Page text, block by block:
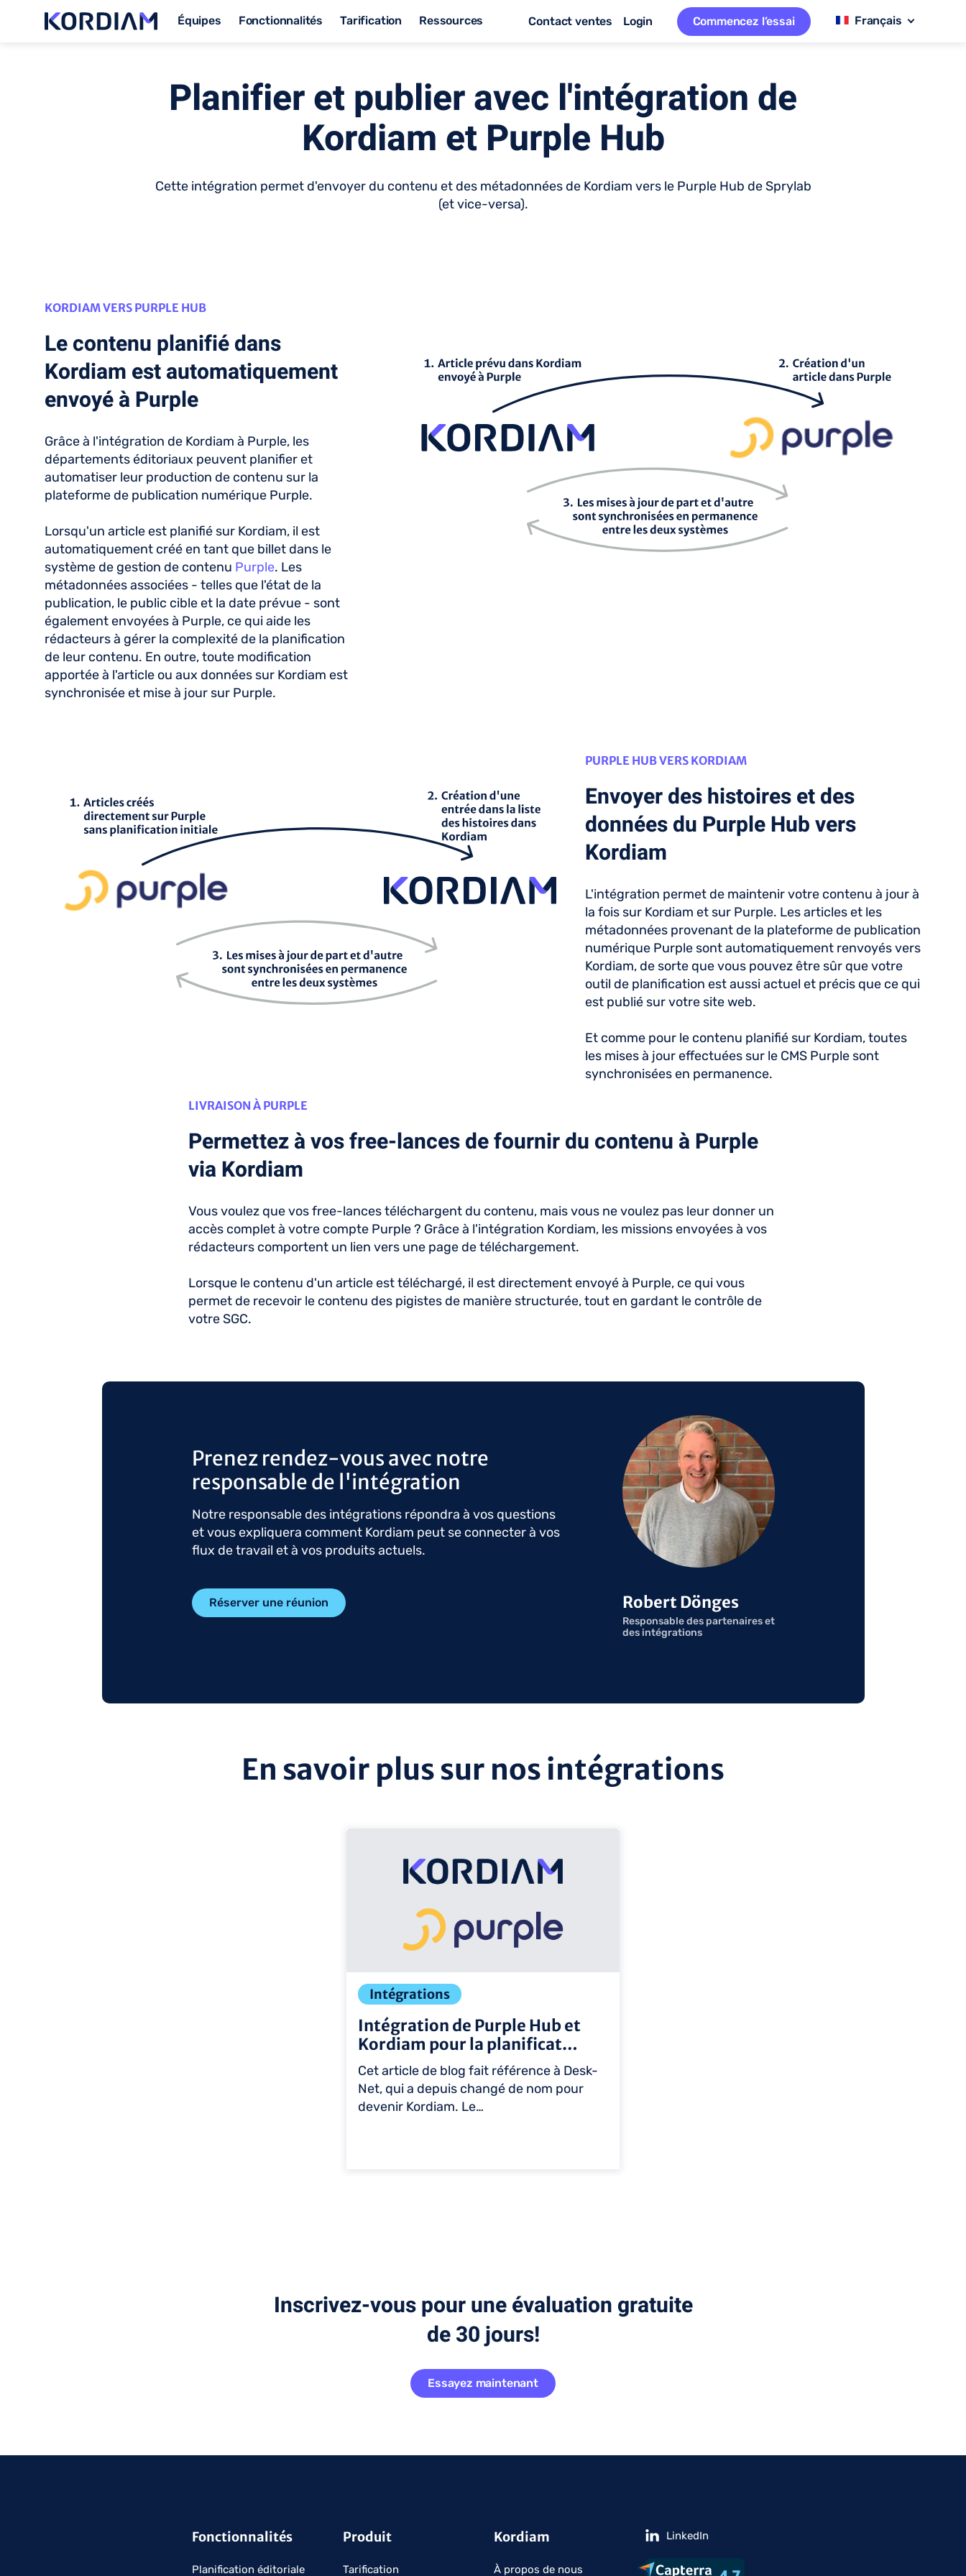
Équipes Fonctionnalités Tarification Ressources Contact ventes Login Commencez l’essai
Planifier et publier avec l'intégration de
Kordiam et Purple Hub
Cette intégration permet d'envoyer du contenu et des métadonnées de Kordiam vers le Purple Hub de Sprylab
(et vice-versa).
KORDIAM VERS PURPLE HUB
Le contenu planifié dans
Kordiam est automatiquement
envoyé à Purple
Grâce à l'intégration de Kordiam à Purple, les
départements éditoriaux peuvent planifier et
automatiser leur production de contenu sur la
plateforme de publication numérique Purple.
Lorsqu'un article est planifié sur Kordiam, il est
automatiquement créé en tant que billet dans le
système de gestion de contenu Purple. Les
métadonnées associées - telles que l'état de la
publication, le public cible et la date prévue - sont
également envoyées à Purple, ce qui aide les
rédacteurs à gérer la complexité de la planification
de leur contenu. En outre, toute modification
apportée à l'article ou aux données sur Kordiam est
synchronisée et mise à jour sur Purple.
PURPLE HUB VERS KORDIAM
Envoyer des histoires et des
données du Purple Hub vers
Kordiam
L'intégration permet de maintenir votre contenu à jour à
la fois sur Kordiam et sur Purple. Les articles et les
métadonnées provenant de la plateforme de publication
numérique Purple sont automatiquement renvoyés vers
Kordiam, de sorte que vous pouvez être sûr que votre
outil de planification est aussi actuel et précis que ce qui
est publié sur votre site web.
Et comme pour le contenu planifié sur Kordiam, toutes
les mises à jour effectuées sur le CMS Purple sont
synchronisées en permanence.
LIVRAISON À PURPLE
Permettez à vos free-lances de fournir du contenu à Purple
via Kordiam
Vous voulez que vos free-lances téléchargent du contenu, mais vous ne voulez pas leur donner un
accès complet à votre compte Purple ? Grâce à l'intégration Kordiam, les missions envoyées à vos
rédacteurs comportent un lien vers une page de téléchargement.
Lorsque le contenu d'un article est téléchargé, il est directement envoyé à Purple, ce qui vous
permet de recevoir le contenu des pigistes de manière structurée, tout en gardant le contrôle de
votre SGC.
Prenez rendez-vous avec notre
responsable de l'intégration
Notre responsable des intégrations répondra à vos questions
et vous expliquera comment Kordiam peut se connecter à vos
flux de travail et à vos produits actuels.
Réserver une réunion
Image
Robert Dönges
Responsable des partenaires et
des intégrations
En savoir plus sur nos intégrations
Intégrations
Intégration de Purple Hub et
Kordiam pour la planificat…
Cet article de blog fait référence à Desk-
Net, qui a depuis changé de nom pour
devenir Kordiam. Le…
voir
Inscrivez-vous pour une évaluation gratuite
de 30 jours!
Essayez maintenant
Fonctionnalités
Planification éditoriale
Produit
Tarification
Kordiam
À propos de nous
LinkedIn